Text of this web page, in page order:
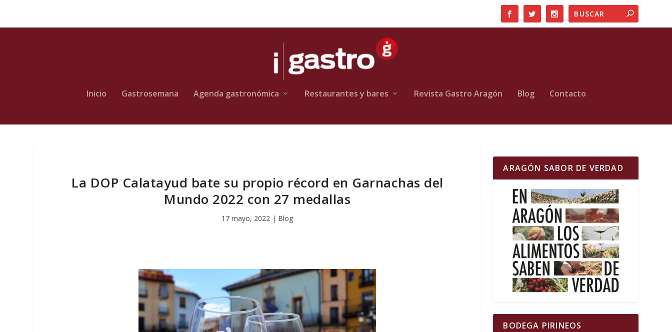
Inicio Gastrosemana Agenda gastronómica Restaurantes y bares Revista Gastro Aragón Blog Contacto
La DOP Calatayud bate su propio récord en Garnachas del
Mundo 2022 con 27 medallas
17 mayo, 2022 | Blog
ARAGÓN SABOR DE VERDAD
BODEGA PIRINEOS